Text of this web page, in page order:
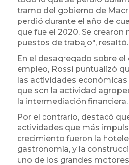
tramo del gobierno de
perdió durante el año de
que fue el 2020. Se crearon
puestos de trabajo", resaltó.
En el desagregado sobre
empleo, Rossi puntualizó
las actividades
que son la actividad
la intermediación financiera.
Por el contrario, destacó
actividades que más
crecimiento fueron la
gastronomía, y la
uno de los grandes